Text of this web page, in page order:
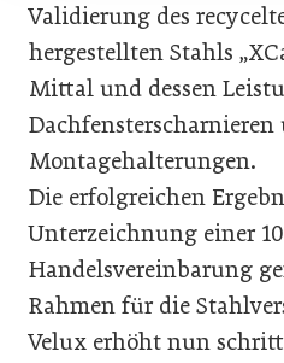
Validierung des
hergestellten Stahls
Mittal und dessen
Dachfensterscharnieren
Montagehalterungen.
Die erfolgreichen
Unterzeichnung einer
Handelsvereinbarung
Rahmen für die
Velux erhöht nun